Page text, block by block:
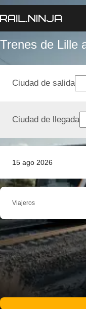
Trenes de Lille
15 ago 2026
Ciudad de salida
Ciudad de llegada
Viajeros